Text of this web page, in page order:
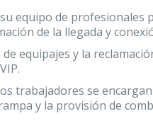
equipo de
de la llegada y
equipajes y la
trabajadores se
y la provisión de